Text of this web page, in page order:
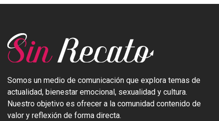
Somos un medio de comunicación que explora temas de
actualidad, bienestar emocional, sexualidad y cultura.
Nuestro objetivo es ofrecer a la comunidad contenido de
valor y reflexión de forma directa.